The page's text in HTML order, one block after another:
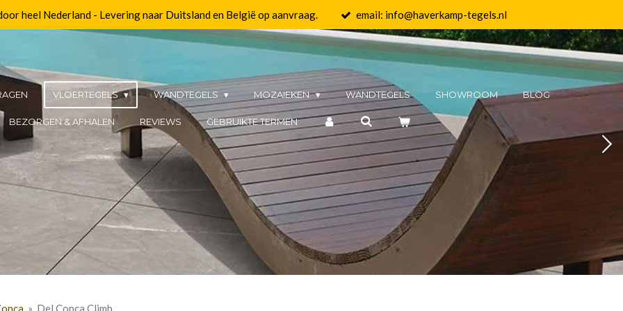
heel Nederland - Levering naar Duitsland en België op aanvraag. email: info@haverkamp-tegels.nl
VLOERTEGELS WANDTEGELS MOZAIEKEN WANDTEGELS SHOWROOM BLOG
BEZORGEN & AFHALEN REVIEWS GEBRUIKTE TERMEN
» Del Conca Climb